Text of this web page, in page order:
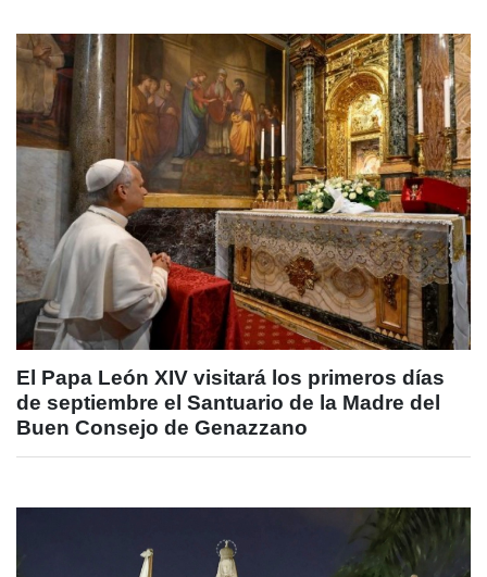
El Papa León XIV visitará los primeros días
de septiembre el Santuario de la Madre del
Buen Consejo de Genazzano